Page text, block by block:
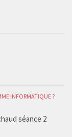
INFORMATIQUE ?
séance 2